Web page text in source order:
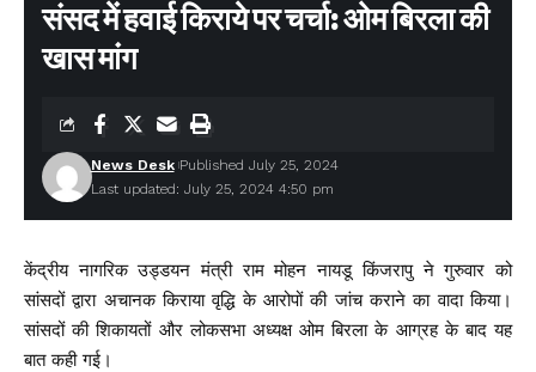
संसद में हवाई किराये पर चर्चा: ओम बिरला की
खास मांग
Last updated: July 25, 2024 4:50 pm
News Desk Published July 25, 2024
केंद्रीय नागरिक उड्डयन मंत्री राम मोहन नायडू किंजरापु ने गुरुवार को
सांसदों द्वारा अचानक किराया वृद्धि के आरोपों की जांच कराने का वादा किया।
सांसदों की शिकायतों और लोकसभा अध्यक्ष ओम बिरला के आग्रह के बाद यह
बात कही गई।